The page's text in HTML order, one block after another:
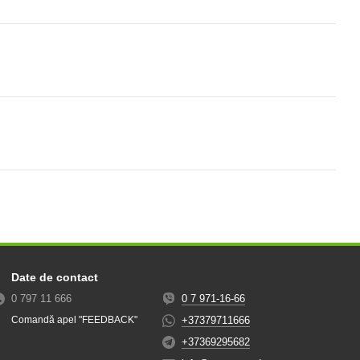
Date de contact
0 797 11 666
Comandă apel "FEEDBACK"
0 7 971-16-66
+37379711666
+37369295682